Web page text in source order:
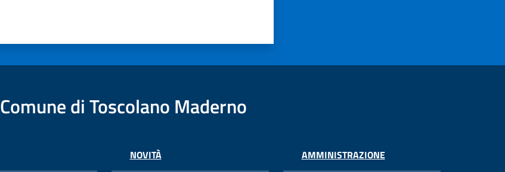
Comune di Toscolano Maderno
NOVITÀ AMMINISTRAZIONE